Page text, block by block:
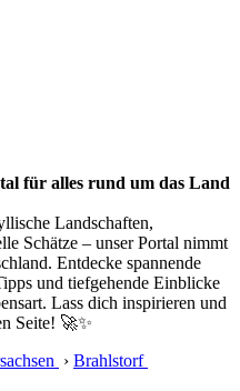
für alles rund um das Land
Landschaften,
Schätze – unser Portal nimmt
Entdecke spannende
und tiefgehende Einblicke
Lass dich inspirieren und
Seite! 🚀✨
› Brahlstorf